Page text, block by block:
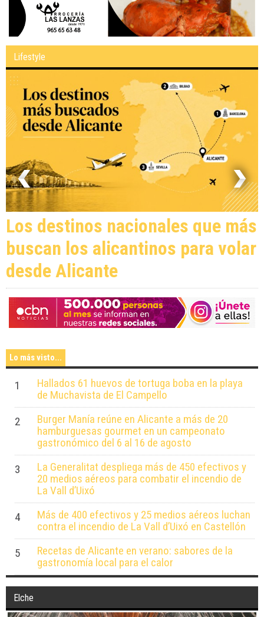
Lifestyle
Los destinos nacionales que más
buscan los alicantinos para volar
desde Alicante
Lo más visto...
1
Hallados 61 huevos de tortuga boba en la playa
de Muchavista de El Campello
2
Burger Manía reúne en Alicante a más de 20
hamburguesas gourmet en un campeonato
gastronómico del 6 al 16 de agosto
3
La Generalitat despliega más de 450 efectivos y
20 medios aéreos para combatir el incendio de
La Vall d’Uixó
4
Más de 400 efectivos y 25 medios aéreos luchan
contra el incendio de La Vall d’Uixó en Castellón
5
Recetas de Alicante en verano: sabores de la
gastronomía local para el calor
Elche